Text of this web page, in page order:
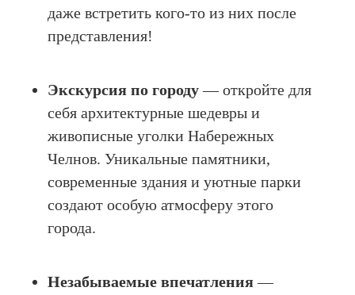
даже встретить кого-то из них после
представления!
Экскурсия по городу— откройте для
себя архитектурные шедевры и
живописные уголки Набережных
Челнов. Уникальные памятники,
современные здания и уютные парки
создают особую атмосферу этого
города.
Незабываемые впечатления—